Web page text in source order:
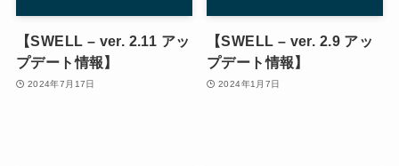
【SWELL – ver. 2.11 アッ
プデート情報】
2024年7月17日
【SWELL – ver. 2.9 アッ
プデート情報】
2024年1月7日